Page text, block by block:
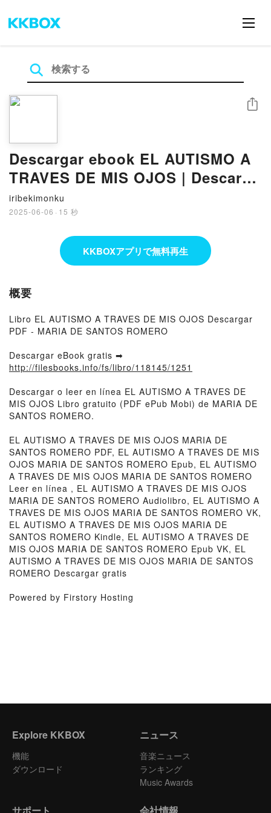
Descargar ebook EL AUTISMO A
TRAVES DE MIS OJOS | Descarga
Libros Gratis (PDF - EPUB)
iribekimonku
2025-06-06 · 15 秒
シェア
KKBOXアプリで無料再生
概要
Libro EL AUTISMO A TRAVES DE MIS OJOS Descargar
PDF - MARIA DE SANTOS ROMERO
Descargar eBook gratis ➡
http://filesbooks.info/fs/libro/118145/1251
Descargar o leer en línea EL AUTISMO A TRAVES DE
MIS OJOS Libro gratuito (PDF ePub Mobi) de MARIA DE
SANTOS ROMERO.
EL AUTISMO A TRAVES DE MIS OJOS MARIA DE
SANTOS ROMERO PDF, EL AUTISMO A TRAVES DE MIS
OJOS MARIA DE SANTOS ROMERO Epub, EL AUTISMO
A TRAVES DE MIS OJOS MARIA DE SANTOS ROMERO
Leer en línea , EL AUTISMO A TRAVES DE MIS OJOS
MARIA DE SANTOS ROMERO Audiolibro, EL AUTISMO A
TRAVES DE MIS OJOS MARIA DE SANTOS ROMERO VK,
EL AUTISMO A TRAVES DE MIS OJOS MARIA DE
SANTOS ROMERO Kindle, EL AUTISMO A TRAVES DE
MIS OJOS MARIA DE SANTOS ROMERO Epub VK, EL
AUTISMO A TRAVES DE MIS OJOS MARIA DE SANTOS
ROMERO Descargar gratis
Powered by Firstory Hosting
Explore KKBOX
機能
ダウンロード
ニュース
音楽ニュース
ランキング
Music Awards